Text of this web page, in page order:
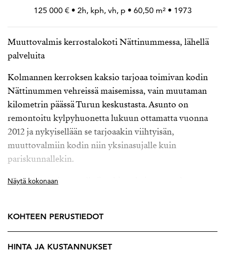
125 000 € • 2h, kph, vh, p • 60,50 m² • 1973
Muuttovalmis kerrostalokoti Nättinummessa, lähellä
palveluita
Kolmannen kerroksen kaksio tarjoaa toimivan kodin
Nättinummen vehreissä maisemissa, vain muutaman
kilometrin päässä Turun keskustasta. Asunto on
remontoitu kylpyhuonetta lukuun ottamatta vuonna
2012 ja nykyisellään se tarjoaakin viihtyisän,
muuttovalmiin kodin niin yksinasujalle kuin
pariskunnallekin.
Kulmahuoneiston selkeä pohjaratkaisu tuo arkeen
päivän. Vaaleassa keittiössä on runsaasti säilytystilaa ja
ikkunan alla on hyvin tilaa ruokapöydälle. Olohuoneen
puolella on tilaa myös suuremmalle ruokapöydälle,
Näytä kokonaan
KOHTEEN PERUSTIEDOT
HINTA JA KUSTANNUKSET